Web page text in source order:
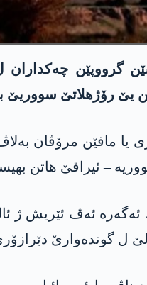
گرووپێن چەکداران
یێ رۆژهلاتێ سووریێ
یا مافێن مرۆڤان
– ئیراقێ هاتن
ئەگەرە ئەڤ ئێریش ژ
ل گوندەوارێ